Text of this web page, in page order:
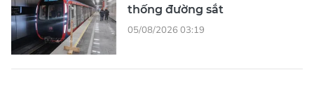
thống đường sắt
05/08/2026 03:19